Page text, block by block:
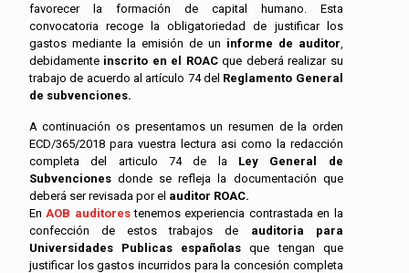
favorecer la formación de capital humano. Esta
convocatoria recoge la obligatoriedad de justificar los
gastos mediante la emisión de un informe de auditor
debidamenteinscrito en el ROACque deberá realizar su
trabajo de acuerdo al artículo 74 del Reglamento General
de subvenciones.
A continuación os presentamos un resumen de la orden
ECD/365/2018 para vuestra lectura asi como la redacción
completa del articulo 74 de la Ley General de
Subvencionesdonde se refleja la documentación que
deberá ser revisada por el auditor ROAC.
En AOB auditorestenemos experiencia contrastada en la
confección de estos trabajos de auditoria para
Universidades Publicas españolas que tengan que
justificar los gastos incurridos para la concesión completa